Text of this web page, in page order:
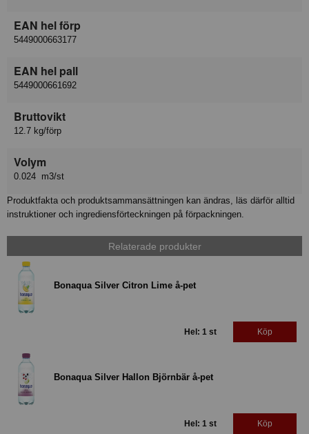
EAN hel förp
5449000663177
EAN hel pall
5449000661692
Bruttovikt
12.7 kg/förp
Volym
0.024 m3/st
Produktfakta och produktsammansättningen kan ändras, läs därför alltid
instruktioner och ingrediensförteckningen på förpackningen.
Relaterade produkter
Bonaqua Silver Citron Lime å-pet
Hel: 1 st Köp
Bonaqua Silver Hallon Björnbär å-pet
Hel: 1 st Köp